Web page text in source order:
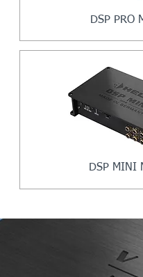
DSP PRO
DSP MINI